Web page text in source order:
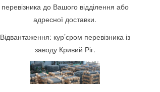
перевізника до Вашого відділення або
адресної доставки.
Відвантаження: кур’єром перевізника із
заводу Кривий Ріг.